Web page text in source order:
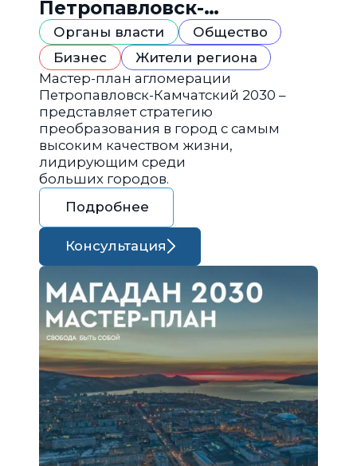
Петропавловск-
Камчатский 2030
Органы власти
Общество
Бизнес
Жители региона
Мастер-план агломерации
Петропавловск-Камчатский 2030 –
представляет стратегию
преобразования в город с самым
высоким качеством жизни,
лидирующим среди
больших городов.
Подробнее
Консультация